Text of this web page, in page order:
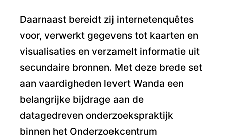
Daarnaast bereidt zij internetenquêtes
voor, verwerkt gegevens tot kaarten en
visualisaties en verzamelt informatie uit
secundaire bronnen. Met deze brede set
aan vaardigheden levert Wanda een
belangrijke bijdrage aan de
datagedreven onderzoekspraktijk
binnen het Onderzoekcentrum